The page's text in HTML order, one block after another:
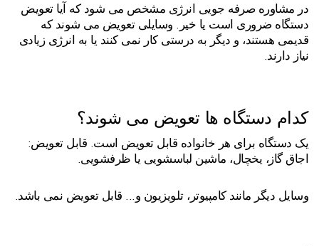
در مشاوره صرفه جویی انرژی مشخص می شود که آیا تعویض
دستگاه ضروری است یا خیر. وسایلی تعویض می شوند که
قدیمی هستند، و دیگر به درستی کار نمی کنند یا به انرژی زیادی
نیاز دارند.
کدام دستگاه ها تعویض می شوند؟
یک دستگاه برای هر خانواده قابل تعویض است. قابل تعویض:
اجاق گاز، یخچال، ماشین لباسشویی یا ظرفشویی.
وسایل دیگر مانند کامپیوتر، تلویزیون و... قابل تعویض نمی باشد.